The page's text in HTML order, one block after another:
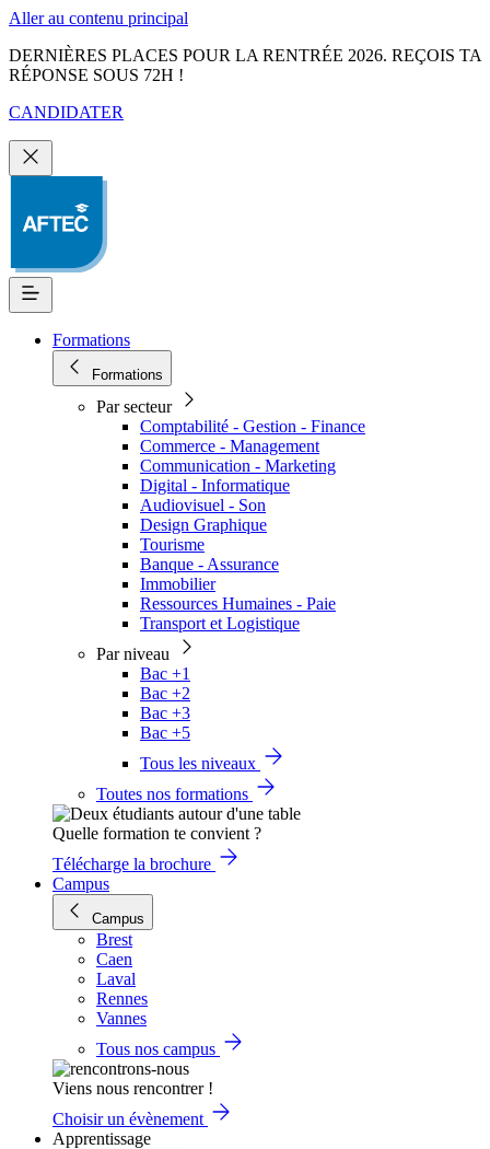
Aller au contenu principal
DERNIÈRES PLACES POUR LA RENTRÉE 2026. REÇOIS TA
RÉPONSE SOUS 72H !
CANDIDATER
Formations
Formations
Par secteur
Comptabilité - Gestion - Finance
Commerce - Management
Communication - Marketing
Digital - Informatique
Audiovisuel - Son
Design Graphique
Tourisme
Banque - Assurance
Immobilier
Ressources Humaines - Paie
Transport et Logistique
Par niveau
Bac +1
Bac +2
Bac +3
Bac +5
Tous les niveaux
Toutes nos formations
Quelle formation te convient ?
Télécharge la brochure
Campus
Campus
Brest
Caen
Laval
Rennes
Vannes
Tous nos campus
Viens nous rencontrer !
Choisir un évènement
Apprentissage